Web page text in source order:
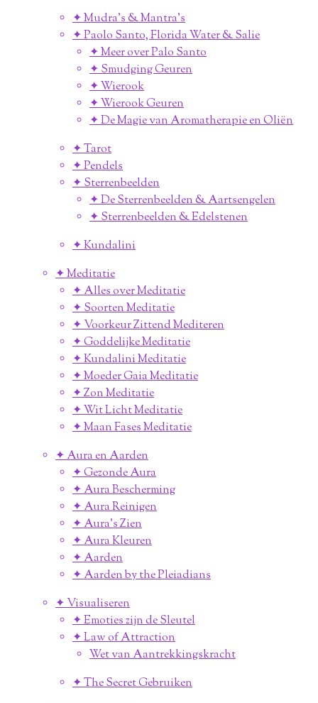
✦ Mudra's & Mantra's
✦ Paolo Santo, Florida Water & Salie
✦ Meer over Palo Santo
✦ Smudging Geuren
✦ Wierook
✦ Wierook Geuren
✦ De Magie van Aromatherapie en Oliën
✦ Tarot
✦ Pendels
✦ Sterrenbeelden
✦ De Sterrenbeelden & Aartsengelen
✦ Sterrenbeelden & Edelstenen
✦ Kundalini
✦ Meditatie
✦ Alles over Meditatie
✦ Soorten Meditatie
✦ Voorkeur Zittend Mediteren
✦ Goddelijke Meditatie
✦ Kundalini Meditatie
✦ Moeder Gaia Meditatie
✦ Zon Meditatie
✦ Wit Licht Meditatie
✦ Maan Fases Meditatie
✦ Aura en Aarden
✦ Gezonde Aura
✦ Aura Bescherming
✦ Aura Reinigen
✦ Aura's Zien
✦ Aura Kleuren
✦ Aarden
✦ Aarden by the Pleiadians
✦ Visualiseren
✦ Emoties zijn de Sleutel
✦ Law of Attraction
Wet van Aantrekkingskracht
✦ The Secret Gebruiken